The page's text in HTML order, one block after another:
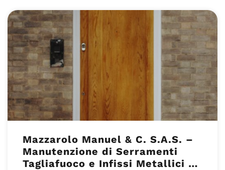
Mazzarolo Manuel & C. S.A.S. –
Manutenzione di Serramenti
Tagliafuoco e Infissi Metallici –